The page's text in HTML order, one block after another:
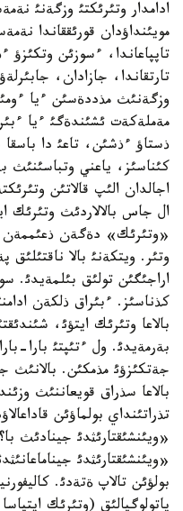
ادامدار وتئرئكتئ وزگةنئ
مويئنداؤدان قورئققاندا
تاپپاعاندا، ءسوزئن
تارتقاندا، جازادان،
وزگةنئث مذددةسئن ءيا
مةملةكةت ئشئندةگئ ءيا
ذستاؤ ءذشئن، تاعئ دا باسقا
كئناسئز، ياعني وتباسئنئث
اجالدان الئپ قالاتئن
ال جاس بالالاردئث وتئرئك
«وتئرئك» دةگةن ذعئممةن
وتئر. ويتكةنئ بالا
اراجئگئن تولئق بئلمةيدئ.
كذناسئز. ءبئراق ذلكةن
بالاعا وتئرئك ايتؤئ،
بةرمةيدئ. ول ءتئپتئ بارا-
جةتكئزؤئ مذمكئن. بالانئث
بالاعا سذراق قويعاننئث
تذراتئنداي بولماؤئن
«ويئنشئقتارئثدئ جينادئث
«ويئنشئقتارئثدئ
بولؤئن تالاپ ةتةدئ.